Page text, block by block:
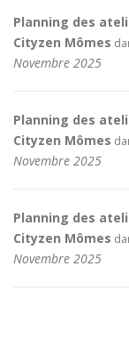
Planning des
Cityzen Mômes
Novembre 2025
Planning des
Cityzen Mômes
Novembre 2025
Planning des
Cityzen Mômes
Novembre 2025